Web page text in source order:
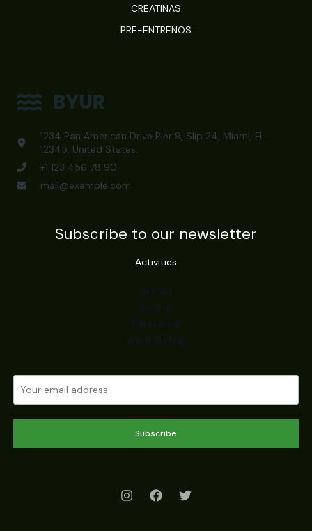
CREATINAS
PRE-ENTRENOS
1234 Pan American Drive Pier 9, Slip 24, Miami, FL
12345, United States.
+1 123 456 78 90
mail@example.com
Subscribe to our newsletter
Activities
Jet Ski
Surfing
Parasailing
Wind Surfing
Subscribe